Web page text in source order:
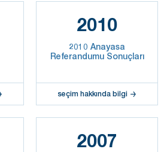
2010
2010 Anayasa
Referandumu Sonuçları
seçim hakkında bilgi
2007